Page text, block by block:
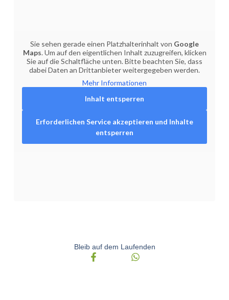
Bleib auf dem Laufenden
Sie sehen gerade einen Platzhalterinhalt von Google
Maps. Um auf den eigentlichen Inhalt zuzugreifen, klicken
Sie auf die Schaltfläche unten. Bitte beachten Sie, dass
dabei Daten an Drittanbieter weitergegeben werden.
Mehr Informationen
Inhalt entsperren
Erforderlichen Service akzeptieren und Inhalte
entsperren